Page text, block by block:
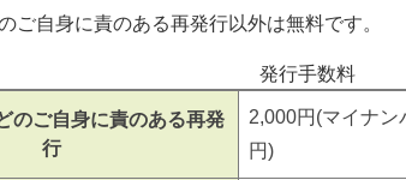
ご自身に責のある再発行以外は無料です。
発行手数料
のご自身に責のある再発
行
2,000円(マイナ
円)